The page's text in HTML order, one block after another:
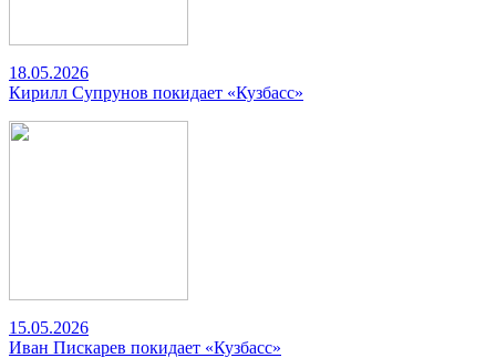
18.05.2026
Кирилл Супрунов покидает «Кузбасс»
15.05.2026
Иван Пискарев покидает «Кузбасс»